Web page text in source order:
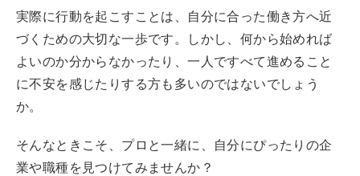
実際に行動を起こすことは、自分に合った働き方へ近
づくための大切な一歩です。しかし、何から始めれば
よいのか分からなかったり、一人ですべて進めること
に不安を感じたりする方も多いのではないでしょう
か。
そんなときこそ、プロと一緒に、自分にぴったりの企
業や職種を見つけてみませんか？